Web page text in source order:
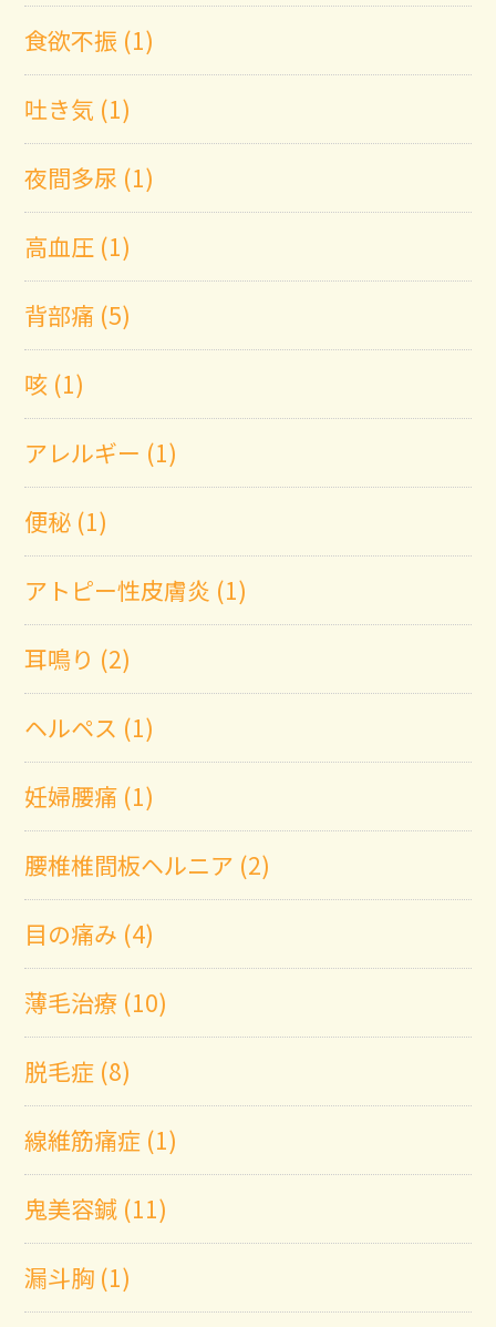
食欲不振 (1)
吐き気 (1)
夜間多尿 (1)
高血圧 (1)
背部痛 (5)
咳 (1)
アレルギー (1)
便秘 (1)
アトピー性皮膚炎 (1)
耳鳴り (2)
ヘルペス (1)
妊婦腰痛 (1)
腰椎椎間板ヘルニア (2)
目の痛み (4)
薄毛治療 (10)
脱毛症 (8)
線維筋痛症 (1)
鬼美容鍼 (11)
漏斗胸 (1)